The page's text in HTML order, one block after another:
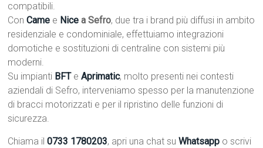
compatibili.
ConCame e Nice a Sefro, due tra i brand più diffusi in ambito
residenziale e condominiale, effettuiamo integrazioni
domotiche e sostituzioni di centraline con sistemi più
moderni.
Su impianti BFT eAprimatic, molto presenti nei contesti
aziendali di Sefro, interveniamo spesso per la manutenzione
di bracci motorizzati e per il ripristino delle funzioni di
sicurezza.
Chiama il0733 1780203, apri una chat suWhatsapp o scrivi